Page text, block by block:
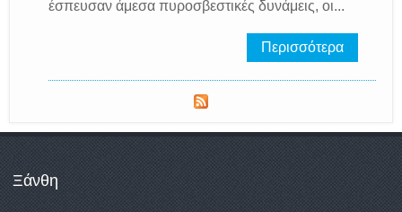
έσπευσαν άμεσα πυροσβεστικές δυνάμεις, οι...
Περισσότερα
Ξάνθη